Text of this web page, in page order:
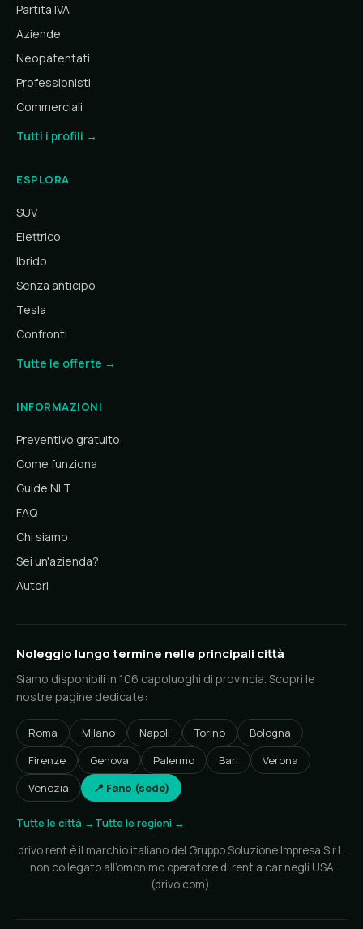
Partita IVA
Aziende
Neopatentati
Professionisti
Commerciali
Tutti i profili →
ESPLORA
SUV
Elettrico
Ibrido
Senza anticipo
Tesla
Confronti
Tutte le offerte →
INFORMAZIONI
Preventivo gratuito
Come funziona
Guide NLT
FAQ
Chi siamo
Sei un'azienda?
Autori
Noleggio lungo termine nelle principali città
Siamo disponibili in 106 capoluoghi di provincia. Scopri le
nostre pagine dedicate:
Roma Milano Napoli Torino
Bologna
Firenze
Genova Palermo Bari
Verona
Venezia
📍 Fano (sede)
Tutte le città →Tutte le regioni →
drivo.rent è il marchio italiano del Gruppo Soluzione Impresa S.r.l.,
non collegato all’omonimo operatore di rent a car negli USA
(drivo.com).